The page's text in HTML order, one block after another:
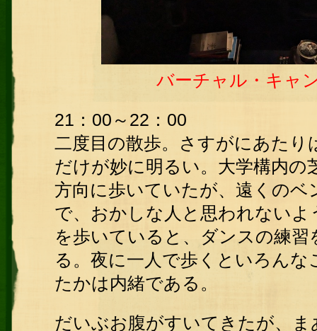
バーチャル・キャ
21：00～22：00
二度目の散歩。さすがにあた
だけが妙に明るい。大学構内
方向に歩いていたが、遠くの
で、おかしな人と思われない
を歩いていると、ダンスの練
る。夜に一人で歩くといろん
たかは内緒である。
だいぶお腹がすいてきたが、